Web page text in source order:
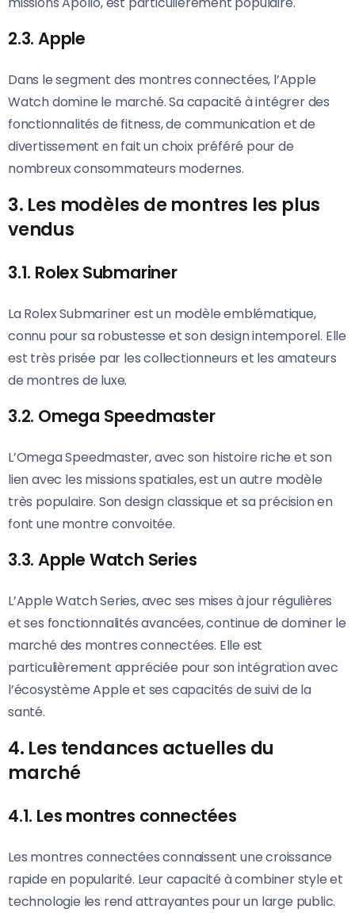
2.3. Apple
Dans le segment des montres connectées, l’Apple
Watch domine le marché. Sa capacité à intégrer des
fonctionnalités de fitness, de communication et de
divertissement en fait un choix préféré pour de
nombreux consommateurs modernes.
3. Les modèles de montres les plus
vendus
3.1. Rolex Submariner
La Rolex Submariner est un modèle emblématique,
connu pour sa robustesse et son design intemporel. Elle
est très prisée par les collectionneurs et les amateurs
de montres de luxe.
3.2. Omega Speedmaster
L’Omega Speedmaster, avec son histoire riche et son
lien avec les missions spatiales, est un autre modèle
très populaire. Son design classique et sa précision en
font une montre convoitée.
3.3. Apple Watch Series
L’Apple Watch Series, avec ses mises à jour régulières
et ses fonctionnalités avancées, continue de dominer le
marché des montres connectées. Elle est
particulièrement appréciée pour son intégration avec
l’écosystème Apple et ses capacités de suivi de la
santé.
4. Les tendances actuelles du
marché
4.1. Les montres connectées
Les montres connectées connaissent une croissance
rapide en popularité. Leur capacité à combiner style et
technologie les rend attrayantes pour un large public.